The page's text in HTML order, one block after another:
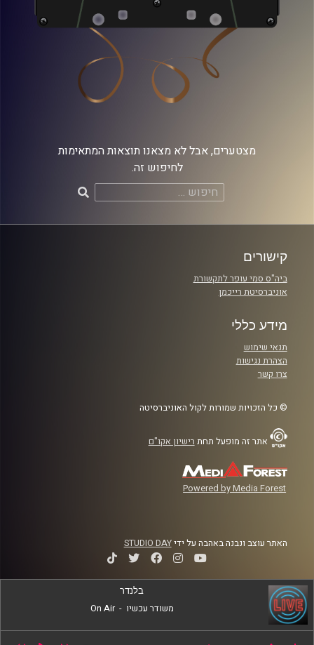
מצטערים, אבל לא מצאנו תוצאות המתאימות
לחיפוש זה.
חיפוש:
קישורים
ביה"ס סמי עופר לתקשורת
אוניברסיטת רייכמן
מידע כללי
תנאי שימוש
הצהרת נגישות
צרו קשר
© כל הזכויות שמורות לקול האוניברסיטה
אתר זה מופעל תחת רישיון אקו"ם
Powered by Media Forest
האתר עוצב ונבנה באהבה על ידיSTUDIO DAY
בלנדר
משודר עכשיו -
On Air